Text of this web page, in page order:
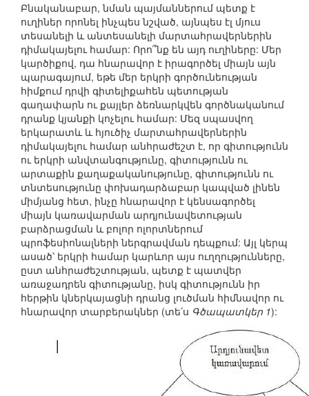
Բնականաբար, նման պայմաններում պետք է
ուղիներ որոնել ինչպես նշված, այնպես էլ մյուս
տեսանելի և անտեսանելի մարտահրավերներին
դիմակայելու համար: Որո՞նք են այդ ուղիները: Մեր
կարծիքով, դա հնարավոր է իրագործել միայն այն
պարագայում, եթե մեր երկրի գործունեության
հիմքում դրվի գիտելիքահեն պետության
գաղափարն ու քայլեր ձեռնարկվեն գործնականում
դրանք կյանքի կոչելու համար: Մեզ սպասվող
երկարատև և հյուծիչ մարտահրավերներին
դիմակայելու համար անհրաժեշտ է, որ գիտությունն
ու երկրի անվտանգությունը, գիտությունն ու
արտաքին քաղաքականությունը, գիտությունն ու
տնտեսությունը փոխադարձաբար կապված լինեն
միմյանց հետ, ինչը հնարավոր է կենսագործել
միայն կառավարման արդյունավետության
բարձրացման և բոլոր ոլորտներում
պրոֆեսիոնալների ներգրավման դեպքում: Այլ կերպ
ասած՝ երկրի համար կարևոր այս ուղղությունները,
ըստ անհրաժեշտության, պետք է պատվեր
առաջադրեն գիտությանը, իսկ գիտությունն իր
հերթին կներկայացնի դրանց լուծման հիմնավոր ու
հնարավոր տարբերակներ (տե՛ս Գծապատկեր 1):